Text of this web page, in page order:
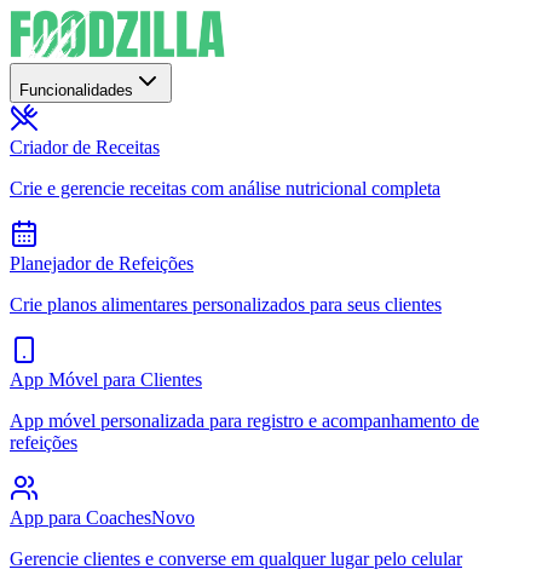
Funcionalidades
Criador de Receitas
Crie e gerencie receitas com análise nutricional completa
Planejador de Refeições
Crie planos alimentares personalizados para seus clientes
App Móvel para Clientes
App móvel personalizada para registro e acompanhamento de
refeições
App para CoachesNovo
Gerencie clientes e converse em qualquer lugar pelo celular